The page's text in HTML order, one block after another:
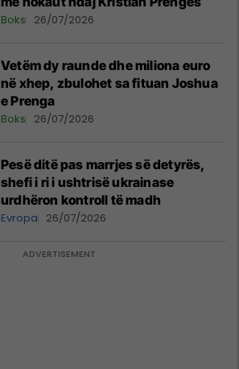
Boks 26/07/2026
Vetëm dy raunde dhe miliona euro
në xhep, zbulohet sa fituan Joshua
e Prenga
Boks 26/07/2026
Pesë ditë pas marrjes së detyrës,
shefi i ri i ushtrisë ukrainase
urdhëron kontroll të madh
Evropa 26/07/2026